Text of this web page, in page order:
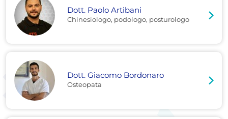
Dott. Paolo Artibani
Chinesiologo, podologo, posturologo
Dott. Giacomo Bordonaro
Osteopata